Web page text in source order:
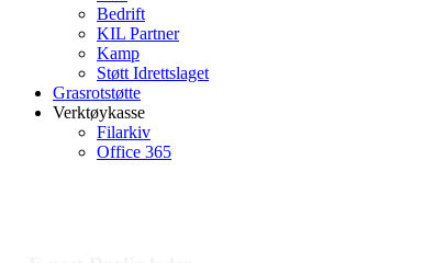
Bedrift
KIL Partner
Kamp
Støtt Idrettslaget
Grasrotstøtte
Verktøykasse
Filarkiv
Office 365